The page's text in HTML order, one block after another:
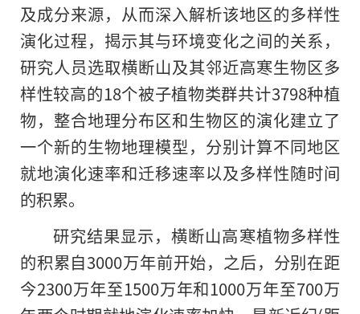
及成分来源，从而深入解析该地区的多样性
演化过程，揭示其与环境变化之间的关系，
研究人员选取横断山及其邻近高寒生物区多
样性较高的18个被子植物类群共计3798种植
物，整合地理分布区和生物区的演化建立了
一个新的生物地理模型，分别计算不同地区
就地演化速率和迁移速率以及多样性随时间
的积累。
研究结果显示，横断山高寒植物多样性
的积累自3000万年前开始，之后，分别在距
今2300万年至1500万年和1000万年至700万